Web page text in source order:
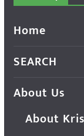
Home
SEARCH
About Us
About